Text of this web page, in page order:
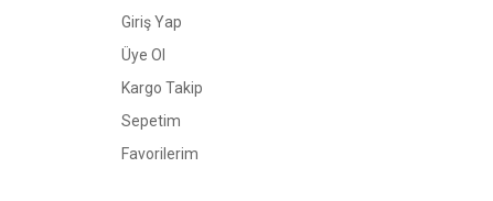
Giriş Yap
Üye Ol
Kargo Takip
Sepetim
Favorilerim